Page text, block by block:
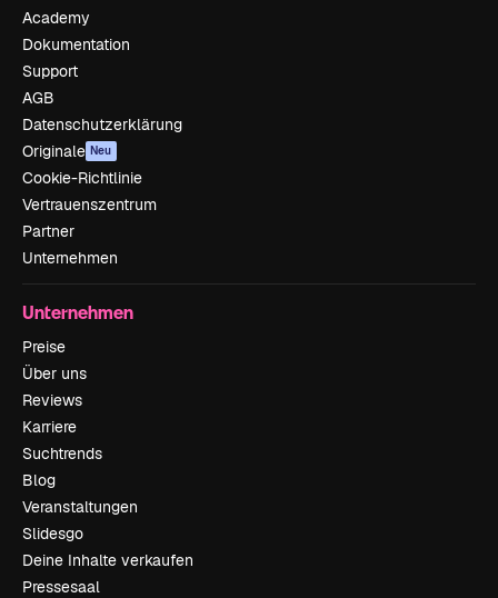
Academy
Dokumentation
Support
AGB
Datenschutzerklärung
Originale Neu
Cookie-Richtlinie
Vertrauenszentrum
Partner
Unternehmen
Unternehmen
Preise
Über uns
Reviews
Karriere
Suchtrends
Blog
Veranstaltungen
Slidesgo
Deine Inhalte verkaufen
Pressesaal